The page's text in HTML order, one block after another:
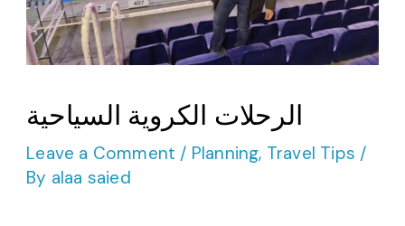
الرحلات الكروية السياحية
Leave a Comment / Planning, Travel Tips /
By alaa saied